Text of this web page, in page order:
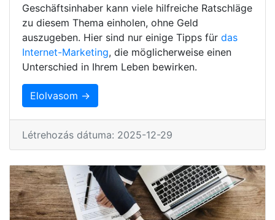
Geschäftsinhaber kann viele hilfreiche Ratschläge
zu diesem Thema einholen, ohne Geld
auszugeben. Hier sind nur einige Tipps für das
Internet-Marketing, die möglicherweise einen
Unterschied in Ihrem Leben bewirken.
Elolvasom →
Létrehozás dátuma: 2025-12-29